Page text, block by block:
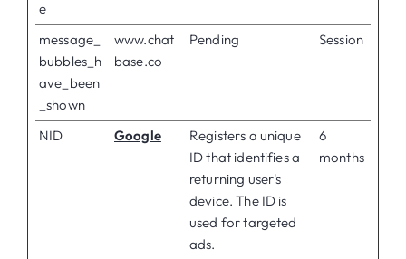
e
message_
bubbles_h
ave_been
_shown
www.chat
base.co
Pending Session
NID Google
Registers a unique
ID that identifies a
returning user's
device. The ID is
used for targeted
ads.
6
months